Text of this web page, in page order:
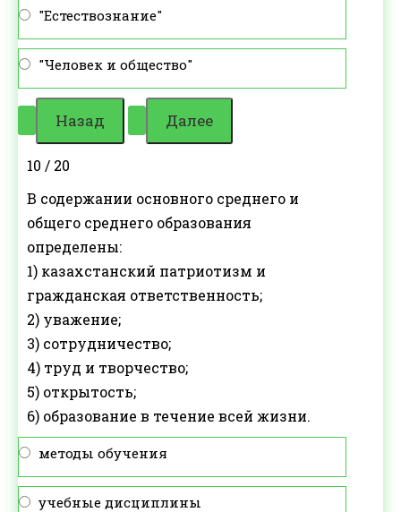
"Естествознание"
"Человек и общество"
10 / 20
В содержании основного среднего и
общего среднего образования
определены:
1) казахстанский патриотизм и
гражданская ответственность;
2) уважение;
3) сотрудничество;
4) труд и творчество;
5) открытость;
6) образование в течение всей жизни.
методы обучения
учебные дисциплины